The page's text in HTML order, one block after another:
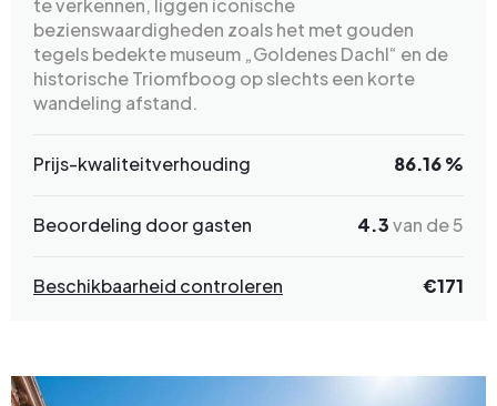
te verkennen, liggen iconische
bezienswaardigheden zoals het met gouden
tegels bedekte museum „Goldenes Dachl“ en de
historische Triomfboog op slechts een korte
wandeling afstand.
Prijs-kwaliteitverhouding 86.16 %
Beoordeling door gasten 4.3van de 5
Beschikbaarheid controleren €171